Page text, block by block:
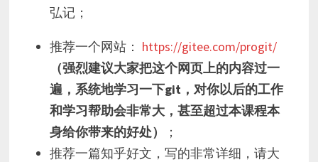
弘记；
推荐一个网站： https://gitee.com/progit/
（强烈建议大家把这个网页上的内容过一
遍，系统地学习一下git，对你以后的工作
和学习帮助会非常大，甚至超过本课程本
身给你带来的好处）
；
推荐一篇知乎好文，写的非常详细，请大